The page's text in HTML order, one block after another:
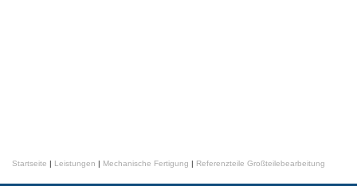
Startseite | Leistungen | Mechanische Fertigung | Referenzteile Großteilebearbeitung